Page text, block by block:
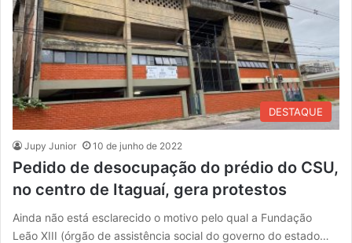
DESTAQUE
Jupy Junior 10 de junho de 2022
Pedido de desocupação do prédio do CSU,
no centro de Itaguaí, gera protestos
Ainda não está esclarecido o motivo pelo qual a Fundação
Leão XIII (órgão de assistência social do governo do estado…